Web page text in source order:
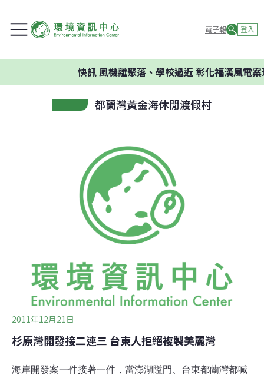
電子報 登入
快訊風機離聚落、學校過近 彰化福漢風電案
都蘭灣黃金海休閒渡假村
2011年12月21日
杉原灣開發接二連三 台東人拒絕複製美麗灣
海岸開發案一件接著一件，當澎湖隘門、台東都蘭灣都喊